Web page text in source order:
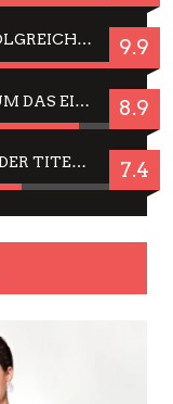
JELLYFISH HAMBURG: DAS ERFOLGREICHE SOMMER-MENÜ 2025 IN GEFÜHLEN UND BILDERN 9.9
CÉSAR FÜR JIM CARREY? WARUM DAS EINER DER NERVIGSTEN ACTORS IST UND BLEIBT 8.9
JING JING: IN-THAI RÄUMT WIEDER TITEL AB – EIN ZWEI-STUNDEN-ERLEBNISBERICHT 7.4